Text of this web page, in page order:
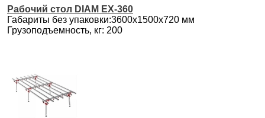
Рабочий стол DIAM EX-360
Габариты без упаковки:3600x1500x720 мм
Грузоподъемность, кг: 200